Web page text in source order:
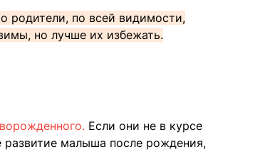
родители, по всей видимости,
но лучше их избежать.
Если они не в курсе
развитие малыша после рождения,